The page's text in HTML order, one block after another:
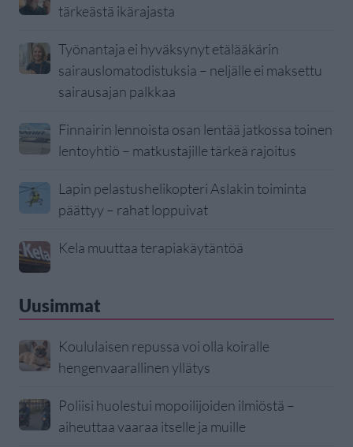
tärkeästä ikärajasta
Työnantaja ei hyväksynyt etälääkärin
sairauslomatodistuksia – neljälle ei maksettu
sairausajan palkkaa
Finnairin lennoista osan lentää jatkossa toinen
lentoyhtiö – matkustajille tärkeä rajoitus
Lapin pelastushelikopteri Aslakin toiminta
päättyy – rahat loppuivat
Kela muuttaa terapiakäytäntöä
Uusimmat
Koululaisen repussa voi olla koiralle
hengenvaarallinen yllätys
Poliisi huolestui mopoilijoiden ilmiöstä –
aiheuttaa vaaraa itselle ja muille